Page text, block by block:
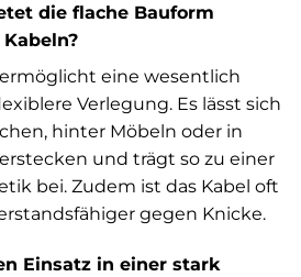
die flache Bauform
eine wesentlich
Verlegung. Es lässt sich
hinter Möbeln oder in
und trägt so zu einer
bei. Zudem ist das Kabel oft
gegen Knicke.
Einsatz in einer stark